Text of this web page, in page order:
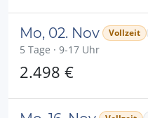
Mo, 02. Nov Vollzeit
5 Tage · 9-17 Uhr
2.498 €